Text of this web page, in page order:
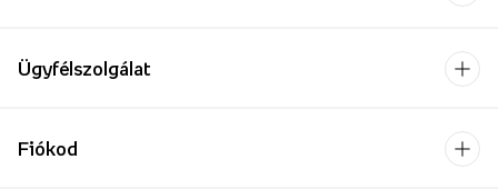
Ügyfélszolgálat
Fiókod